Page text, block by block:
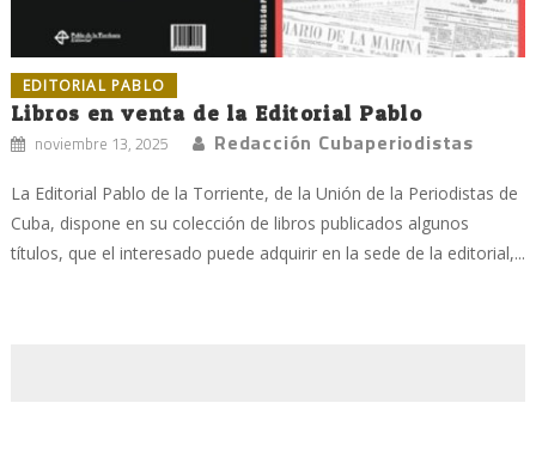
EDITORIAL PABLO
Libros en venta de la Editorial Pablo
noviembre 13, 2025 Redacción Cubaperiodistas
La Editorial Pablo de la Torriente, de la Unión de la Periodistas de
Cuba, dispone en su colección de libros publicados algunos
títulos, que el interesado puede adquirir en la sede de la editorial,...